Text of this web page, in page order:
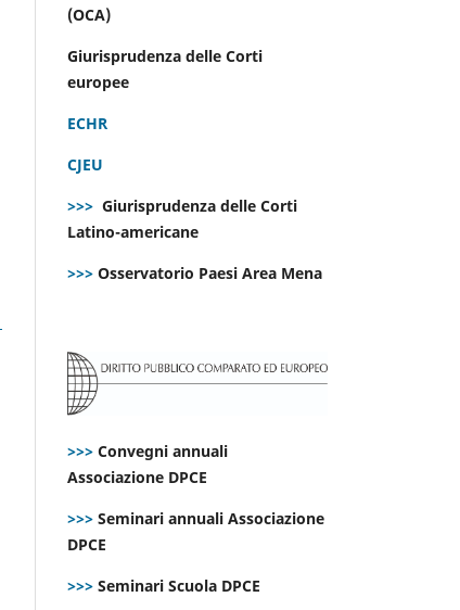
(OCA)
Giurisprudenza delle Corti
europee
ECHR
CJEU
>>> Giurisprudenza delle Corti
Latino-americane
>>> Osservatorio Paesi Area Mena
>>> Convegni annuali
Associazione DPCE
>>> Seminari annuali Associazione
DPCE
>>> Seminari Scuola DPCE